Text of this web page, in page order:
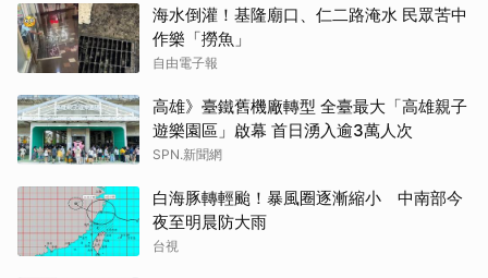
海水倒灌！基隆廟口、仁二路淹水 民眾苦中
作樂「撈魚」
自由電子報
高雄》臺鐵舊機廠轉型 全臺最大「高雄親子
遊樂園區」啟幕 首日湧入逾3萬人次
SPN.新聞網
白海豚轉輕颱！暴風圈逐漸縮小 中南部今
夜至明晨防大雨
台視